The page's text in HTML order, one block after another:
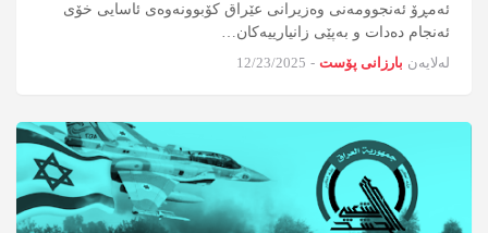
ئەمڕۆ ئەنجوومەنی وەزیرانی عێراق کۆبوونەوەی ئاسایی خۆی
ئەنجام دەدات و بەپێی زانیارییەکان…
لەلایەن بارزانی پۆست -
12/23/2025